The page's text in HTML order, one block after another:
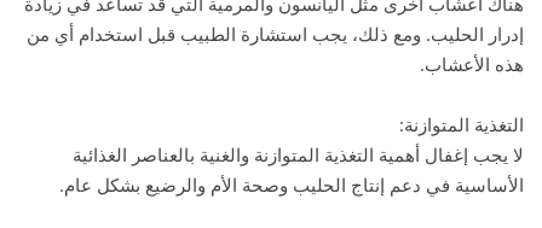
إدرار الحليب. ومع ذلك، يجب استشارة الطبيب قبل استخدام أي من
هذه الأعشاب.
التغذية المتوازنة:
لا يجب إغفال أهمية التغذية المتوازنة والغنية بالعناصر الغذائية
الأساسية في دعم إنتاج الحليب وصحة الأم والرضيع بشكل عام.